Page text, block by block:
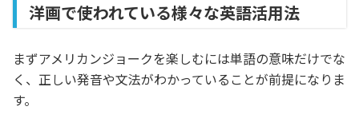
洋画で使われている様々な英語活用法
まずアメリカンジョークを楽しむには単語の意味だけでな
く、正しい発音や文法がわかっていることが前提になりま
す。